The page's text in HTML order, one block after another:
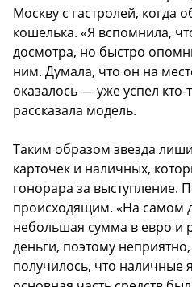
Москву с гастролей, когда
кошелька. «Я вспомнила,
досмотра, но быстро
ним. Думала, что он на
оказалось — уже успел
рассказала модель.
Таким образом звезда
карточек и наличных,
гонорара за выступление.
происходящим. «На самом
небольшая сумма в евро и
деньги, поэтому
получилось, что наличные